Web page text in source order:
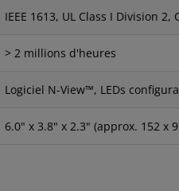
IEEE 1613, UL Class I Division 2,
> 2 millions d'heures
Logiciel N-View™, LEDs
6.0" x 3.8" x 2.3" (approx. 152 x